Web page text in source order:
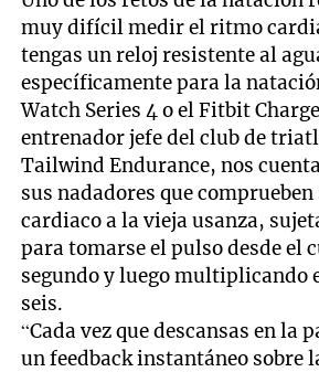
muy difícil medir el ritmo
tengas un reloj resistente al
específicamente para la
Watch Series 4 o el Fitbit
entrenador jefe del club de
Tailwind Endurance, nos
sus nadadores que
cardiaco a la vieja usanza,
para tomarse el pulso desde el
segundo y luego multiplicando
seis.
“Cada vez que descansas en la
un feedback instantáneo sobre